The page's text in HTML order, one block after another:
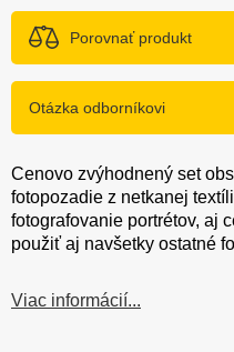
Porovnať produkt
Otázka odborníkovi
Cenovo zvýhodnený set
fotopozadie z netkanej
fotografovanie portrétov, aj
použiť aj navšetky ostatné
Viac informácií...